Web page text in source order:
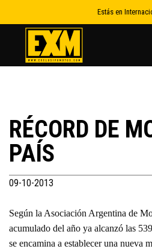
to
Estás en
RÉCORD DE
PAÍS
09-10-2013
Según la Asociación Argentina de
acumulado del año ya alcanzó las
se encamina a establecer una